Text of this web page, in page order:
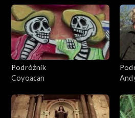
Podróżnik
Coyoacan